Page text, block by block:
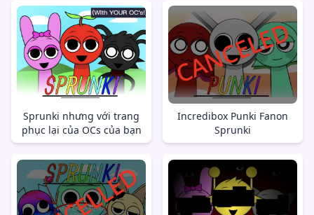
Sprunki nhưng với trang
phục lại của OCs của bạn
Incredibox Punki Fanon
Sprunki